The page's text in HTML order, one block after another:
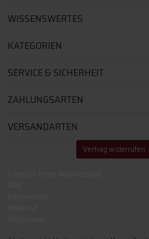
WISSENSWERTES
KATEGORIEN
SERVICE & SICHERHEIT
ZAHLUNGSARTEN
VERSANDARTEN
Vertrag widerrufen